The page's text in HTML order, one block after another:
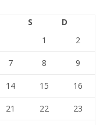
S
D
1
2
7 8 9
14 15 16
21 22 23